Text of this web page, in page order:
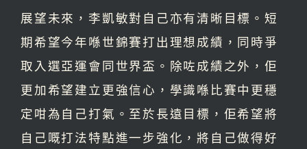
展望未來，李凱敏對自己亦有清晰目標。短
期希望今年喺世錦賽打出理想成績，同時爭
取入選亞運會同世界盃。除咗成績之外，佢
更加希望建立更強信心，學識喺比賽中更穩
定咁為自己打氣。至於長遠目標，佢希望將
自己嘅打法特點進一步強化，將自己做得好